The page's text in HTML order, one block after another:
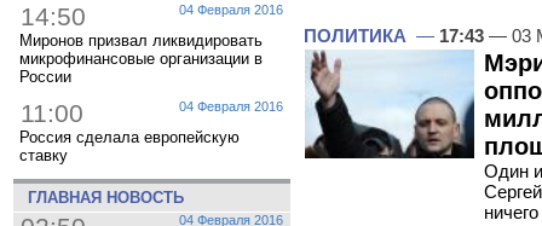
04 Февраля 2016
14:50
Миронов призвал ликвидировать
микрофинансовые организации в
России
04 Февраля 2016
11:00
Россия сделала европейскую
ставку
ГЛАВНАЯ НОВОСТЬ
04 Февраля 2016
ПОЛИТИКА — 17:43 — 03
Один